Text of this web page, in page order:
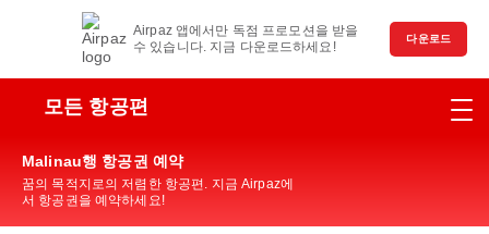
Airpaz 앱에서만 독점 프로모션을 받을
수 있습니다. 지금 다운로드하세요!
다운로드
모든 항공편
Malinau행 항공권 예약
꿈의 목적지로의 저렴한 항공편. 지금 Airpaz에
서 항공권을 예약하세요!